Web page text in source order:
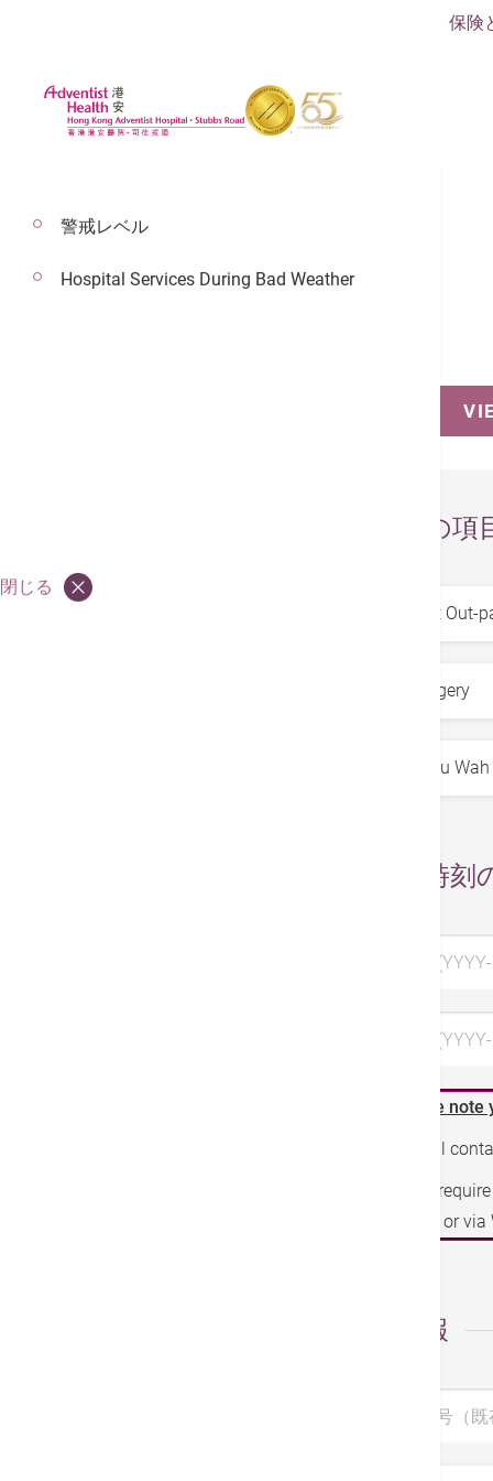
保険
お求めの項
日付と時刻
希望日 1
希望日 3
Please
We will
If you
phone or
個人情報
診察券番号（
警戒レベル
Hospital Services During Bad Weather
閉じる